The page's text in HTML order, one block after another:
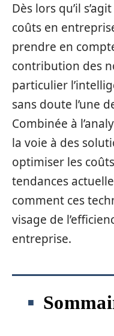
Dès lors qu’il
coûts en
prendre en
contribution des
particulier
sans doute l’une
Combinée à
la voie à des
optimiser les
tendances
comment ces
visage de
entreprise.